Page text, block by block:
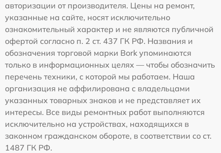
авторизации от производителя. Цены на ремонт,
указанные на сайте, носят исключительно
ознакомительный характер и не являются публичной
офертой согласно п. 2 ст. 437 ГК РФ. Названия и
обозначения торговой марки Bork упоминаются
только в информационных целях — чтобы обозначить
перечень техники, с которой мы работаем. Наша
организация не аффилирована с владельцами
указанных товарных знаков и не представляет их
интересы. Все виды ремонтных работ выполняются
исключительно на устройствах, находящихся в
законном гражданском обороте, в соответствии со ст.
1487 ГК РФ.